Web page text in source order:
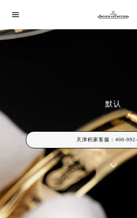

宏伊店 深
默认
天津积家客服：400-